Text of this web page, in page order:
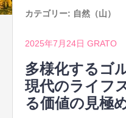
カテゴリー: 自然（山）
2025年7月24日 GRATO
多様化するゴ
現代のライフ
る価値の見極